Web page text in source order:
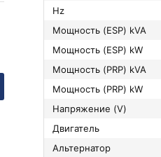
Hz
Мощность (ESP) kVA
Мощность (ESP) kW
Мощность (PRP) kVA
Мощность (PRP) kW
Напряжение (V)
Двигатель
Альтернатор